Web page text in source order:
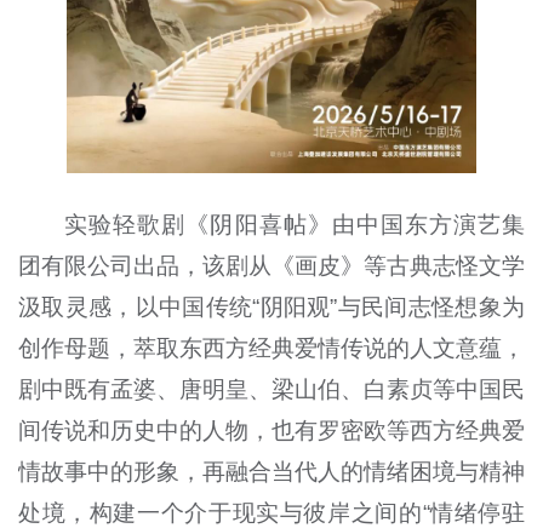
实验轻歌剧《阴阳喜帖》由中国东方演艺集
团有限公司出品，该剧从《画皮》等古典志怪文学
汲取灵感，以中国传统“阴阳观”与民间志怪想象为
创作母题，萃取东西方经典爱情传说的人文意蕴，
剧中既有孟婆、唐明皇、梁山伯、白素贞等中国民
间传说和历史中的人物，也有罗密欧等西方经典爱
情故事中的形象，再融合当代人的情绪困境与精神
处境，构建一个介于现实与彼岸之间的“情绪停驻